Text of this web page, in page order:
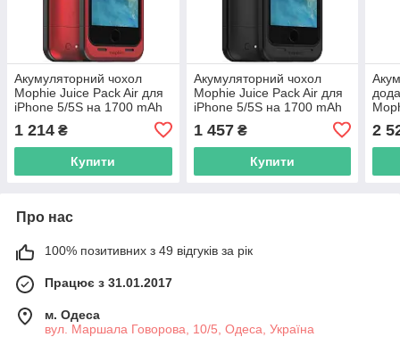
Акумуляторний чохол
Mophie Juice Pack Air для
iPhone 5/5S на 1700 mAh
1 214 ₴
Купити
Акумуляторний чохол
Mophie Juice Pack Air для
iPhone 5/5S на 1700 mAh
1 457₴
Купити
[32
2
Про нас
100% позитивних з 49 відгуків за рік
Працює з 31.01.2017
м. Одеса
вул. Маршала Говорова, 10/5, Одеса, Україна